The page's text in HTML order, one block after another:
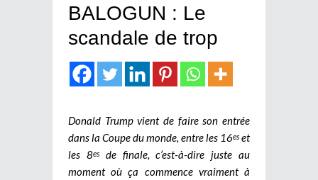
BALOGUN : Le
scandale de trop
Donald Trump vient de faire son entrée
dans la Coupe du monde, entre les 16eset
les 8esde finale, c’est-à-dire juste au
moment où ça commence vraiment à